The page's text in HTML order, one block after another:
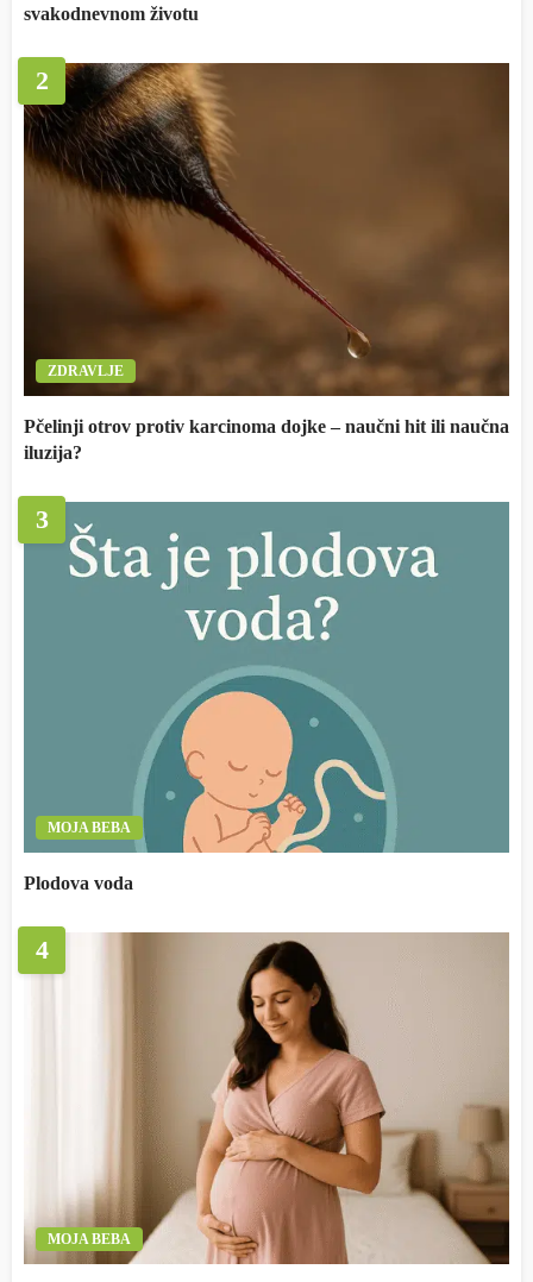
svakodnevnom životu
2
ZDRAVLJE
Pčelinji otrov protiv karcinoma dojke – naučni hit ili naučna
iluzija?
3
MOJA BEBA
Plodova voda
4
MOJA BEBA